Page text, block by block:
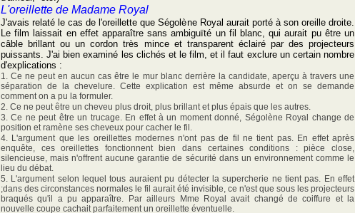
L'oreillette de Madame Royal
J'avais relaté le cas de l'oreillette que Ségolène Royal aurait porté à son oreille droite.
Le film laissait en effet apparaître sans ambiguïté un fil blanc, qui aurait pu être un
câble brillant ou un cordon très mince et transparent éclairé par des projecteurs
puissants. J'ai bien examiné les clichés et le film, et il faut exclure un certain nombre
d'explications :
1. Ce ne peut en aucun cas être le mur blanc derrière la candidate, aperçu à travers une
séparation de la chevelure. Cette explication est même absurde et on se demande
comment on a pu la formuler.
2. Ce ne peut être un cheveu plus droit, plus brillant et plus épais que les autres.
3. Ce ne peut être un trucage. En effet à un moment donné, Ségolène Royal change de
position et ramène ses cheveux pour cacher le fil.
4. L'argument que les oreillettes modernes n'ont pas de fil ne tient pas. En effet après
enquête, ces oreillettes fonctionnent bien dans certaines conditions : pièce close,
silencieuse, mais n'offrent aucune garantie de sécurité dans un environnement comme le
lieu du débat.
5. L'argument selon lequel tous auraient pu détecter la supercherie ne tient pas. En effet
;dans des circonstances normales le fil aurait été invisible, ce n'est que sous les projecteurs
braqués qu'il a pu apparaître. Par ailleurs Mme Royal avait changé de coiffure et la
nouvelle coupe cachait parfaitement un oreillette éventuelle.